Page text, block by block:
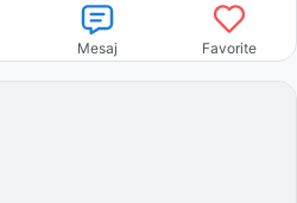
Mesaj Favorite